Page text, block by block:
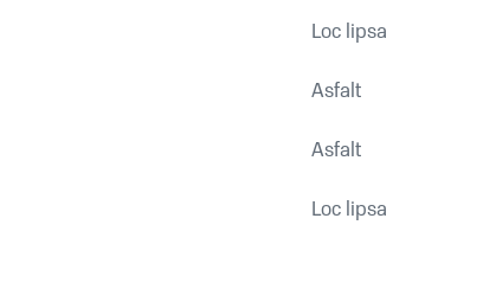
Loc lipsa
Asfalt
Asfalt
Loc lipsa